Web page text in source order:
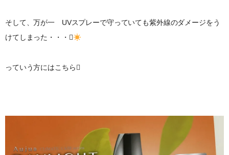
そして、万が一 UVスプレーで守っていても紫外線のダメージをう
けてしまった・・・
っていう方にはこちら